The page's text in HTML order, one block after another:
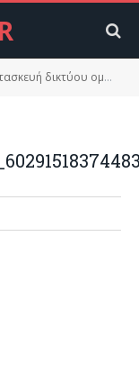
δικτύου ομβρίων υδάτων.